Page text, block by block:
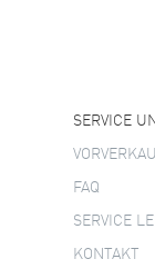
SERVICE
FAQ
SERVICE
KONTAKT